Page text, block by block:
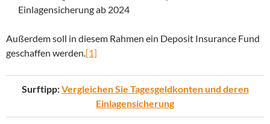
Einlagensicherung ab 2024
Außerdem soll in diesem Rahmen ein Deposit Insurance Fund
geschaffen werden.[1]
Surftipp:Vergleichen Sie Tagesgeldkonten und deren
Einlagensicherung